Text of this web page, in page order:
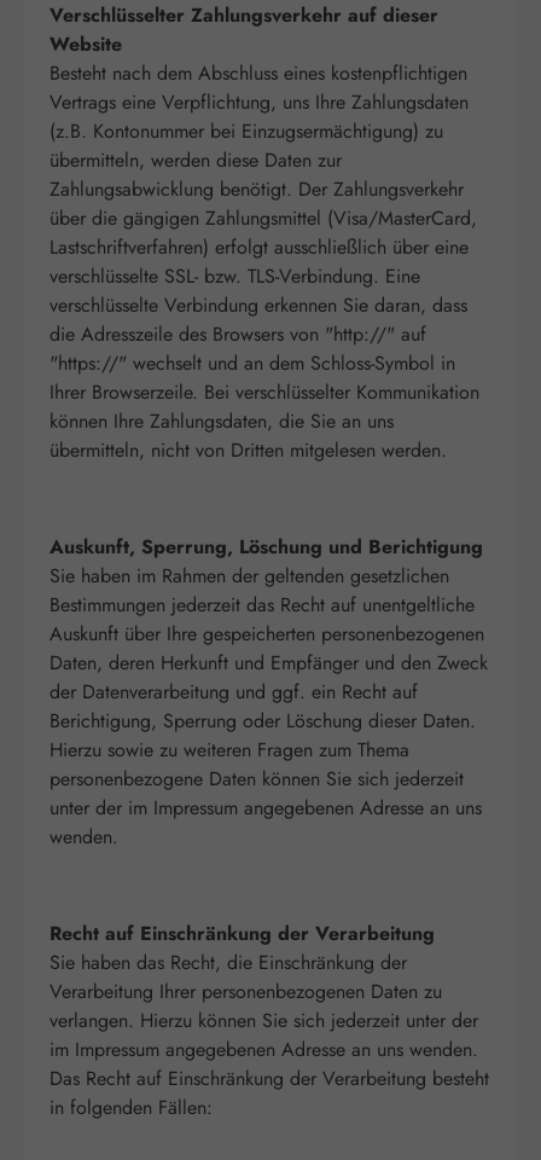
Verschlüsselter Zahlungsverkehr auf dieser
Website
Besteht nach dem Abschluss eines kostenpflichtigen
Vertrags eine Verpflichtung, uns Ihre Zahlungsdaten
(z.B. Kontonummer bei Einzugsermächtigung) zu
übermitteln, werden diese Daten zur
Zahlungsabwicklung benötigt. Der Zahlungsverkehr
über die gängigen Zahlungsmittel (Visa/MasterCard,
Lastschriftverfahren) erfolgt ausschließlich über eine
verschlüsselte SSL- bzw. TLS-Verbindung. Eine
verschlüsselte Verbindung erkennen Sie daran, dass
die Adresszeile des Browsers von "http://" auf
"https://" wechselt und an dem Schloss-Symbol in
Ihrer Browserzeile. Bei verschlüsselter Kommunikation
können Ihre Zahlungsdaten, die Sie an uns
übermitteln, nicht von Dritten mitgelesen werden.
Auskunft, Sperrung, Löschung und Berichtigung
Sie haben im Rahmen der geltenden gesetzlichen
Bestimmungen jederzeit das Recht auf unentgeltliche
Auskunft über Ihre gespeicherten personenbezogenen
Daten, deren Herkunft und Empfänger und den Zweck
der Datenverarbeitung und ggf. ein Recht auf
Berichtigung, Sperrung oder Löschung dieser Daten.
Hierzu sowie zu weiteren Fragen zum Thema
personenbezogene Daten können Sie sich jederzeit
unter der im Impressum angegebenen Adresse an uns
wenden.
Recht auf Einschränkung der Verarbeitung
Sie haben das Recht, die Einschränkung der
Verarbeitung Ihrer personenbezogenen Daten zu
verlangen. Hierzu können Sie sich jederzeit unter der
im Impressum angegebenen Adresse an uns wenden.
Das Recht auf Einschränkung der Verarbeitung besteht
in folgenden Fällen: